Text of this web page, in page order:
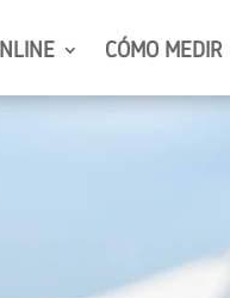
CÓMO MEDIR